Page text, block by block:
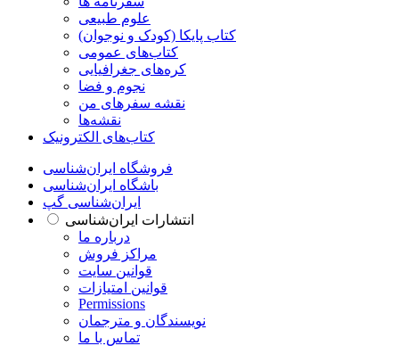
علوم طبیعی
کتاب‌ پایکا (کودک و نوجوان)
کتاب‌های عمومی
کره‌های جغرافیایی
نجوم و فضا
نقشه سفرهای من
نقشه‌ها
کتاب‌های الکترونیک
فروشگاه ایران‌شناسی
باشگاه ایران‌شناسی
ایران‌شناسی گپ
انتشارات ایران‌شناسی
درباره ما
مراکز فروش
قوانین سایت
قوانین امتیازات
Permissions
نویسندگان و مترجمان
تماس با ما